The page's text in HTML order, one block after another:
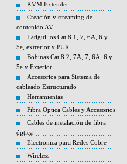
KVM Extender
Creación y streaming de
contenido AV
Latiguillos Cat 8.1, 7, 6A, 6 y
5e, extrerior y PUR
Bobinas Cat 8.2, 7A, 7, 6A, 6 y
5e y Exterior
Accesorios para Sistema de
cableado Estructurado
Herramientas
Fibra Optica Cables y Accesorios
Cables de instalación de fibra
óptica
Electronica para Redes Cobre
Wireless